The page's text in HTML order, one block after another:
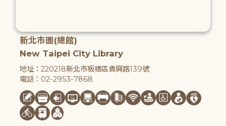
新北市圖(總館)
New Taipei City Library
地址：220218新北市板橋區貴興路139號
電話：02-2953-7868